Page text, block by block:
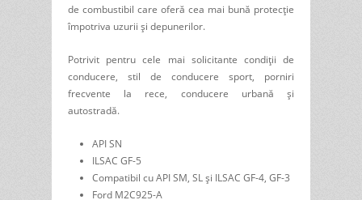
de combustibil care oferă cea mai bună protecție
împotriva uzurii și depunerilor.
Potrivit pentru cele mai solicitante condiții de
conducere, stil de conducere sport, porniri
frecvente la rece, conducere urbană și
autostradă.
API SN
ILSAC GF-5
Compatibil cu API SM, SL și ILSAC GF-4, GF-3
Ford M2C925-A